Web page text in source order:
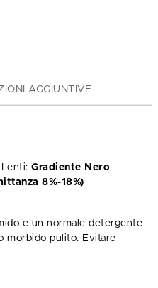
AGGIUNTIVE
Gradiente Nero
8%-18%)
e un normale detergente
morbido pulito. Evitare